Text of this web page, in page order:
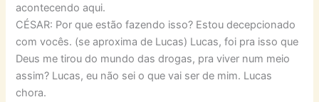
acontecendo aqui.
CÉSAR: Por que estão fazendo isso? Estou decepcionado
com vocês. (se aproxima de Lucas) Lucas, foi pra isso que
Deus me tirou do mundo das drogas, pra viver num meio
assim? Lucas, eu não sei o que vai ser de mim. Lucas
chora.